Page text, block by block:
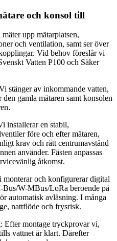
och konsol till
upp mätarplatsen,
och ventilation, samt ser över
Vid behov föreslår vi
Vatten P100 och Säker
stänger av inkommande vatten,
gamla mätaren samt konsolen
installerar en stabil,
före och efter mätaren,
krav och rätt centrumavstånd
använder. Fästen anpassas
åtkomst.
och konfigurerar digital
W-MBus/LoRa beroende på
automatisk avläsning. I många
nattflöde och frysrisk.
Efter montage tryckprovar vi,
vattnet är klart. Därefter